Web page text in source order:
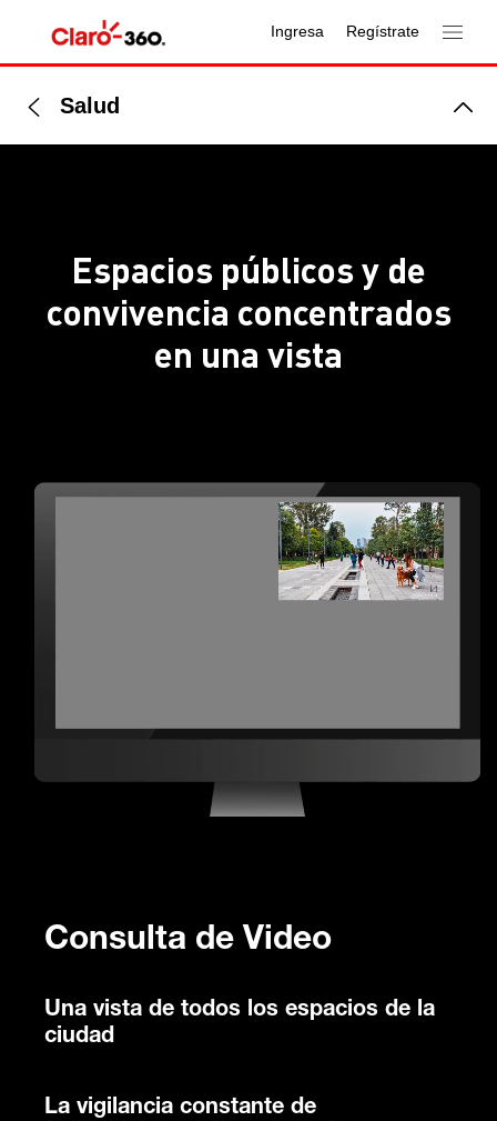
Ingresa Regístrate
Salud
Espacios públicos y de
convivencia concentrados
en una vista
Consulta de Video
Una vista de todos los espacios de la
ciudad
La vigilancia constante de